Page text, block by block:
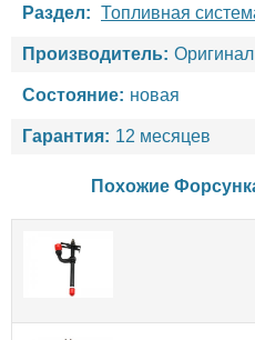
Раздел: Топливная
Производитель: Оригинал
Состояние: новая
Гарантия: 12 месяцев
Похожие